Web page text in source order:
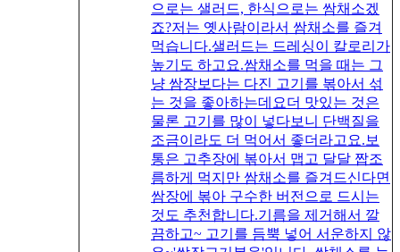
으로는 샐러드, 한식으로는 쌈채소겠
죠?저는 옛사람이라서 쌈채소를 즐겨
먹습니다.샐러드는 드레싱이 칼로리가
높기도 하고요.쌈채소를 먹을 때는 그
냥 쌈장보다는 다진 고기를 볶아서 섞
는 것을 좋아하는데요더 맛있는 것은
물론 고기를 많이 넣다보니 단백질을
조금이라도 더 먹어서 좋더라고요.보
통은 고추장에 볶아서 맵고 달달 짭조
름하게 먹지만 쌈채소를 즐겨드신다면
쌈장에 볶아 구수한 버전으로 드시는
것도 추천합니다.기름을 제거해서 깔
끔하고~ 고기를 듬뿍 넣어 서운하지 않